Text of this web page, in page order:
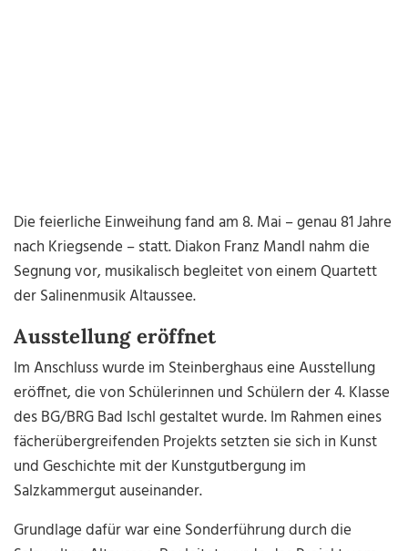
Die feierliche Einweihung fand am 8. Mai – genau 81 Jahre
nach Kriegsende – statt. Diakon Franz Mandl nahm die
Segnung vor, musikalisch begleitet von einem Quartett
der Salinenmusik Altaussee.
Ausstellung eröffnet
Im Anschluss wurde im Steinberghaus eine Ausstellung
eröffnet, die von Schülerinnen und Schülern der 4. Klasse
des BG/BRG Bad Ischl gestaltet wurde. Im Rahmen eines
fächerübergreifenden Projekts setzten sie sich in Kunst
und Geschichte mit der Kunstgutbergung im
Salzkammergut auseinander.
Grundlage dafür war eine Sonderführung durch die